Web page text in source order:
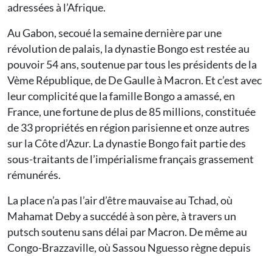
adressées à l’Afrique.
Au Gabon, secoué la semaine dernière par une
révolution de palais, la dynastie Bongo est restée au
pouvoir 54 ans, soutenue par tous les présidents de la
Vème République, de De Gaulle à Macron. Et c’est avec
leur complicité que la famille Bongo a amassé, en
France, une fortune de plus de 85 millions, constituée
de 33 propriétés en région parisienne et onze autres
sur la Côte d’Azur. La dynastie Bongo fait partie des
sous-traitants de l’impérialisme français grassement
rémunérés.
La place n’a pas l’air d’être mauvaise au Tchad, où
Mahamat Deby a succédé à son père, à travers un
putsch soutenu sans délai par Macron. De même au
Congo-Brazzaville, où Sassou Nguesso règne depuis